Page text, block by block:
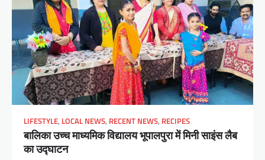
LIFESTYLE, LOCAL NEWS, RECENT NEWS, RECIPES
बालिका उच्च माध्यमिक विद्यालय भूपालपुरा में मिनी साइंस लैब
का उद्घाटन